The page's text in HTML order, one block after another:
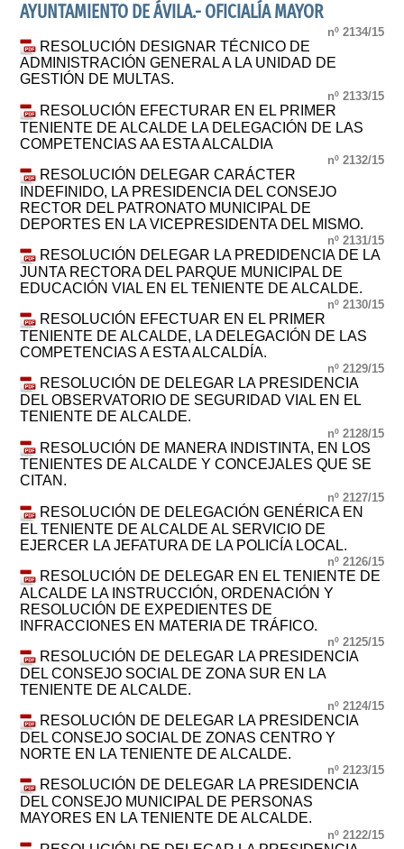
AYUNTAMIENTO DE ÁVILA.- OFICIALÍA MAYOR
nº 2134/15
RESOLUCIÓN DESIGNAR TÉCNICO DE
ADMINISTRACIÓN GENERAL A LA UNIDAD DE
GESTIÓN DE MULTAS.
nº 2133/15
RESOLUCIÓN EFECTURAR EN EL PRIMER
TENIENTE DE ALCALDE LA DELEGACIÓN DE LAS
COMPETENCIAS AA ESTA ALCALDIA
nº 2132/15
RESOLUCIÓN DELEGAR CARÁCTER
INDEFINIDO, LA PRESIDENCIA DEL CONSEJO
RECTOR DEL PATRONATO MUNICIPAL DE
DEPORTES EN LA VICEPRESIDENTA DEL MISMO.
nº 2131/15
RESOLUCIÓN DELEGAR LA PREDIDENCIA DE LA
JUNTA RECTORA DEL PARQUE MUNICIPAL DE
EDUCACIÓN VIAL EN EL TENIENTE DE ALCALDE.
nº 2130/15
RESOLUCIÓN EFECTUAR EN EL PRIMER
TENIENTE DE ALCALDE, LA DELEGACIÓN DE LAS
COMPETENCIAS A ESTA ALCALDÍA.
nº 2129/15
RESOLUCIÓN DE DELEGAR LA PRESIDENCIA
DEL OBSERVATORIO DE SEGURIDAD VIAL EN EL
TENIENTE DE ALCALDE.
nº 2128/15
RESOLUCIÓN DE MANERA INDISTINTA, EN LOS
TENIENTES DE ALCALDE Y CONCEJALES QUE SE
CITAN.
nº 2127/15
RESOLUCIÓN DE DELEGACIÓN GENÉRICA EN
EL TENIENTE DE ALCALDE AL SERVICIO DE
EJERCER LA JEFATURA DE LA POLICÍA LOCAL.
nº 2126/15
RESOLUCIÓN DE DELEGAR EN EL TENIENTE DE
ALCALDE LA INSTRUCCIÓN, ORDENACIÓN Y
RESOLUCIÓN DE EXPEDIENTES DE
INFRACCIONES EN MATERIA DE TRÁFICO.
nº 2125/15
RESOLUCIÓN DE DELEGAR LA PRESIDENCIA
DEL CONSEJO SOCIAL DE ZONA SUR EN LA
TENIENTE DE ALCALDE.
nº 2124/15
RESOLUCIÓN DE DELEGAR LA PRESIDENCIA
DEL CONSEJO SOCIAL DE ZONAS CENTRO Y
NORTE EN LA TENIENTE DE ALCALDE.
nº 2123/15
RESOLUCIÓN DE DELEGAR LA PRESIDENCIA
DEL CONSEJO MUNICIPAL DE PERSONAS
MAYORES EN LA TENIENTE DE ALCALDE.
nº 2122/15